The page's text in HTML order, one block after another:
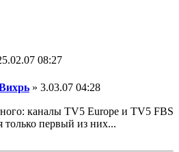
08:27
» 3.03.07 04:28
каналы TV5 Europe и TV5 FBS
первый из них...